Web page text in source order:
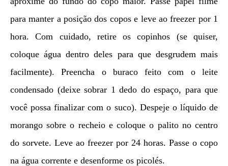
para manter a posição dos copos e leve ao freezer por 1
hora. Com cuidado, retire os copinhos (se quiser,
coloque água dentro deles para que desgrudem mais
facilmente). Preencha o buraco feito com o leite
condensado (deixe sobrar 1 dedo do espaço, para que
você possa finalizar com o suco). Despeje o líquido de
morango sobre o recheio e coloque o palito no centro
do sorvete. Leve ao freezer por 24 horas. Passe o copo
na água corrente e desenforme os picolés.